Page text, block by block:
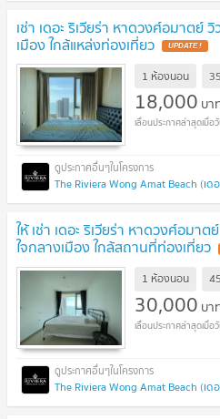
เช่า เดอะ ริเวียร่า หาดวงศ์อมาตย์
เมือง ใกล้แหล่งท่องเที่ยว
1 ห้องนอน
18,000 บา
The Riviera Wong Amat Beach (เด
ให้ เช่า เดอะ ริเวียร่า หาดวงศ์อมา
ใจกลางเมือง ใกล้สถานที่ท่องเที่ยว
1 ห้องนอน
30,000 บา
The Riviera Wong Amat Beach (เด